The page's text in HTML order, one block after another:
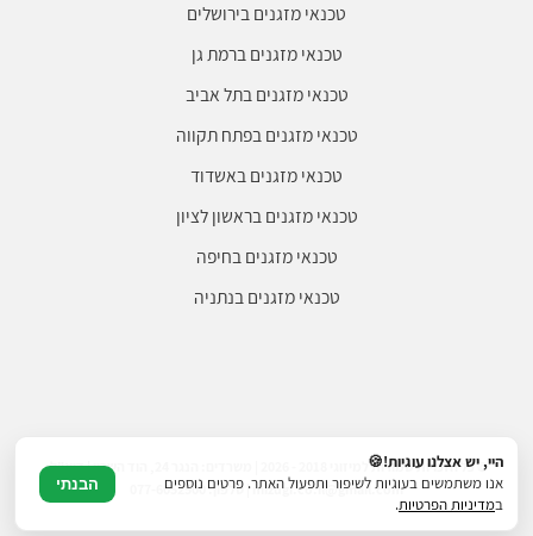
טכנאי מזגנים בירושלים
טכנאי מזגנים ברמת גן
טכנאי מזגנים בתל אביב
טכנאי מזגנים בפתח תקווה
טכנאי מזגנים באשדוד
טכנאי מזגנים בראשון לציון
טכנאי מזגנים בחיפה
טכנאי מזגנים בנתניה
© כל הזכויות שמורות למיזוגי 2018 - 2026 | משרדים: הנגר 24, הוד השרון | דוא"ל:
mizugi.co.il@gmail.com | טלפון: 077-6052500
היי, יש אצלנו עוגיות!🍪
אנו משתמשים בעוגיות לשיפור ותפעול האתר. פרטים נוספים
במדיניות הפרטיות.
הבנתי